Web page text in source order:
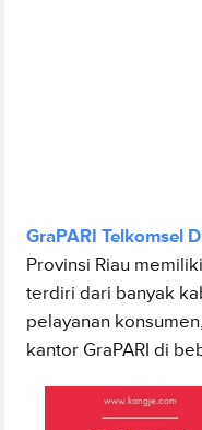
GraPARI Telkomsel
Provinsi Riau
terdiri dari banyak
pelayanan
kantor GraPARI di